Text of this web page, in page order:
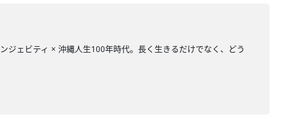
ェビティ × 沖縄人生100年時代。長く生きるだけでなく、どう